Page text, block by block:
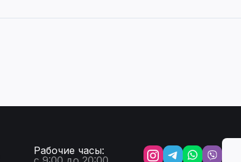
Рабочие часы: